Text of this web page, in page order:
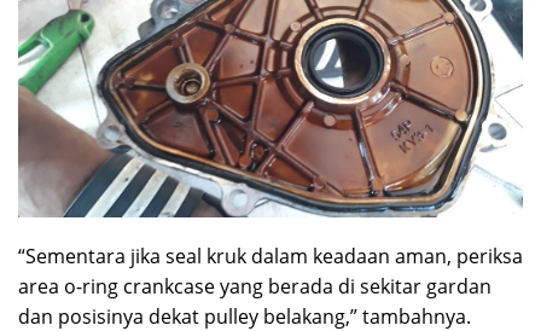
“Sementara jika seal kruk dalam keadaan aman, periksa
area o-ring crankcase yang berada di sekitar gardan
dan posisinya dekat pulley belakang,” tambahnya.